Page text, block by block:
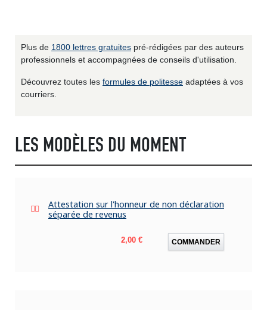
Plus de 1800 lettres gratuites pré-rédigées par des auteurs
professionnels et accompagnées de conseils d'utilisation.
Découvrez toutes les formules de politesse adaptées à vos
courriers.
LES MODÈLES DU MOMENT
Attestation sur l'honneur de non déclaration
séparée de revenus
Prix
2,00 € COMMANDER